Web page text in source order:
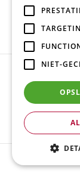
Toon
Bloemen
NIET-